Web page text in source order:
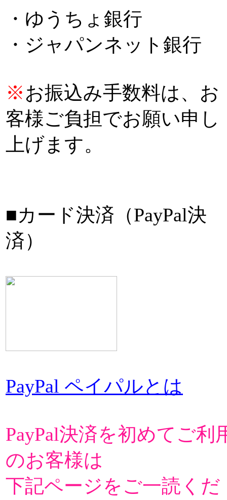
・ゆうちょ銀行
・ジャパンネット銀行
※お振込み手数料は、お
客様ご負担でお願い申し
上げます。
■カード決済（PayPal決
済）
PayPal ペイパルとは
PayPal決済を初めてご利
のお客様は
下記ページをご一読くだ